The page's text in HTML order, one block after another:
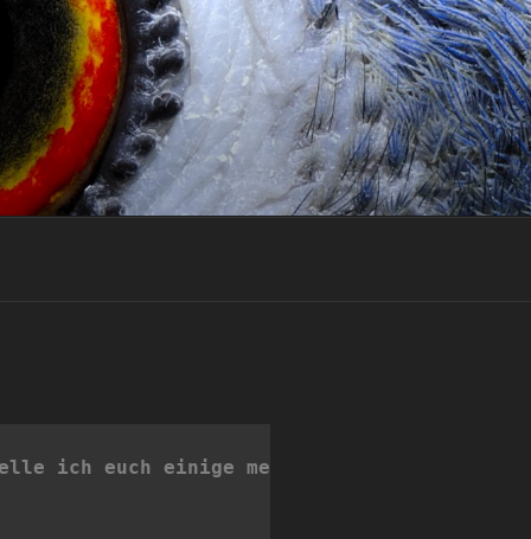
ich euch einige meiner liebsten